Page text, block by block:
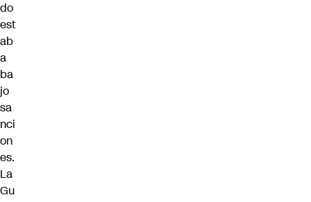
do
est
ab
a
ba
jo
sa
nci
on
es.
La
Gu